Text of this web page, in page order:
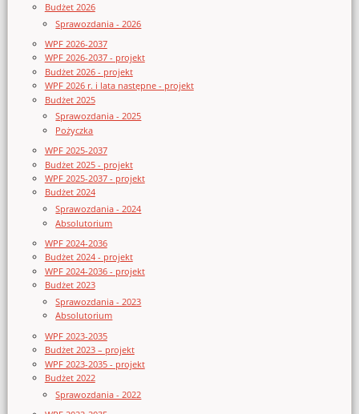
Budżet 2026
Sprawozdania - 2026
WPF 2026-2037
WPF 2026-2037 - projekt
Budżet 2026 - projekt
WPF 2026 r. i lata następne - projekt
Budżet 2025
Sprawozdania - 2025
Pożyczka
WPF 2025-2037
Budżet 2025 - projekt
WPF 2025-2037 - projekt
Budżet 2024
Sprawozdania - 2024
Absolutorium
WPF 2024-2036
Budżet 2024 - projekt
WPF 2024-2036 - projekt
Budżet 2023
Sprawozdania - 2023
Absolutorium
WPF 2023-2035
Budżet 2023 – projekt
WPF 2023-2035 - projekt
Budżet 2022
Sprawozdania - 2022